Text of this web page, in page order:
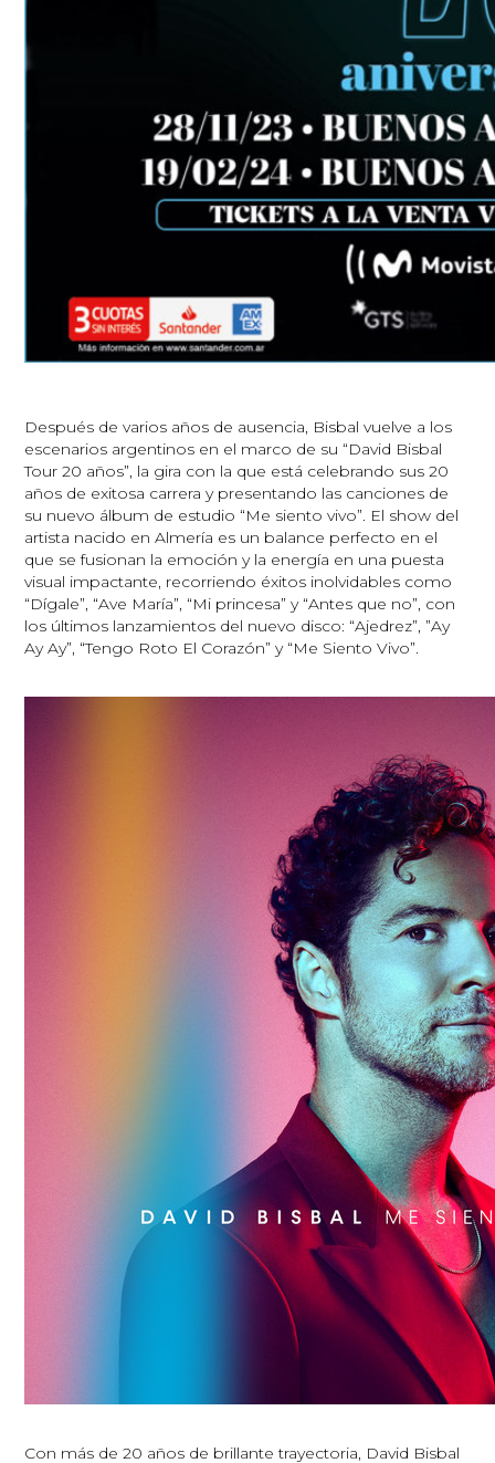
Después de varios años de ausencia, Bisbal vuelve a los
escenarios argentinos en el marco de su “David Bisbal
Tour 20 años”, la gira con la que está celebrando sus 20
años de exitosa carrera y presentando las canciones de
su nuevo álbum de estudio “Me siento vivo”. El show del
artista nacido en Almería es un balance perfecto en el
que se fusionan la emoción y la energía en una puesta
visual impactante, recorriendo éxitos inolvidables como
“Dígale”, “Ave María”, “Mi princesa” y “Antes que no”, con
los últimos lanzamientos del nuevo disco: “Ajedrez”, ”Ay
Ay Ay”, “Tengo Roto El Corazón” y “Me Siento Vivo”.
Con más de 20 años de brillante trayectoria, David Bisbal